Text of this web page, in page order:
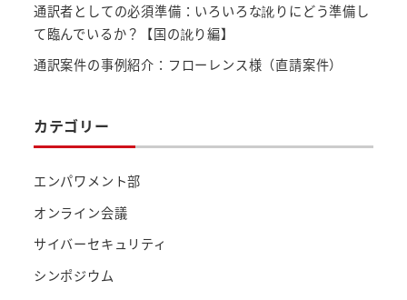
通訳者としての必須準備：いろいろな訛りにどう準備し
て臨んでいるか？【国の訛り編】
通訳案件の事例紹介：フローレンス様（直請案件）
カテゴリー
エンパワメント部
オンライン会議
サイバーセキュリティ
シンポジウム